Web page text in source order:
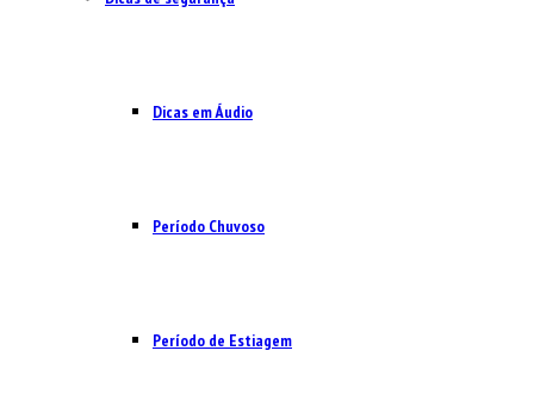
Dicas em Áudio
Período Chuvoso
Período de Estiagem